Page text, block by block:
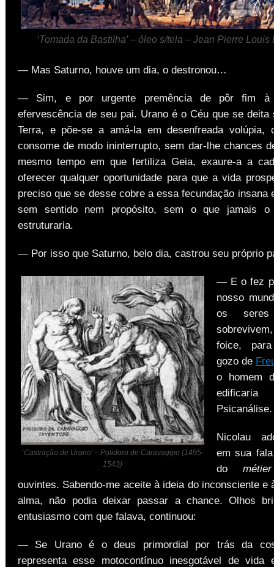
‘Tomada da Bastilha’ – óleo s/tela – Jean Pierre Louis
— Mas Saturno, houve um dia, o destronou…
— Sim, e por urgente premência de pôr fim à
efervescência de seu pai. Urano é o Céu que se deita
Terra, e põe-se a amá-la em desenfreada volúpia,
consome de modo ininterrupto, sem dar-lhe chances
mesmo tempo em que fertiliza Geia, exaure-a a
oferecer qualquer oportunidade para que a vida
preciso que se desse cobre a essa fecundação insana
sem sentido nem propósito, sem o que jamais o
estruturaria.
— Por isso que Saturno, belo dia, castrou seu próprio
‘Castração de Urano’ – Polidoro de Caravaggio (1495-
1543)
— E o fez
nosso
os
foice,
gozo de
o homem
Psicanálise.
Nicolau
em sua
dométier
ouvintes. Sabendo-me aceite à ideia do inconsciente e
alma, não podia deixar passar a chance. Olhos
entusiasmo com que falava, continuou:
— Se Urano é o deus primordial por trás da
representa esse motocontínuo inesgotável de vida